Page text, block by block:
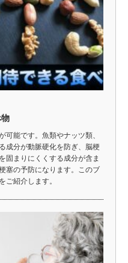
可能です。魚類やナッツ類、
成分が動脈硬化を防ぎ、脳梗
固まりにくくする成分が含ま
塞の予防になります。このブ
ご紹介します。